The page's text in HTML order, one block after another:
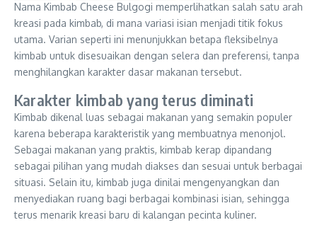
Nama Kimbab Cheese Bulgogi memperlihatkan salah satu arah
kreasi pada kimbab, di mana variasi isian menjadi titik fokus
utama. Varian seperti ini menunjukkan betapa fleksibelnya
kimbab untuk disesuaikan dengan selera dan preferensi, tanpa
menghilangkan karakter dasar makanan tersebut.
Karakter kimbab yang terus diminati
Kimbab dikenal luas sebagai makanan yang semakin populer
karena beberapa karakteristik yang membuatnya menonjol.
Sebagai makanan yang praktis, kimbab kerap dipandang
sebagai pilihan yang mudah diakses dan sesuai untuk berbagai
situasi. Selain itu, kimbab juga dinilai mengenyangkan dan
menyediakan ruang bagi berbagai kombinasi isian, sehingga
terus menarik kreasi baru di kalangan pecinta kuliner.